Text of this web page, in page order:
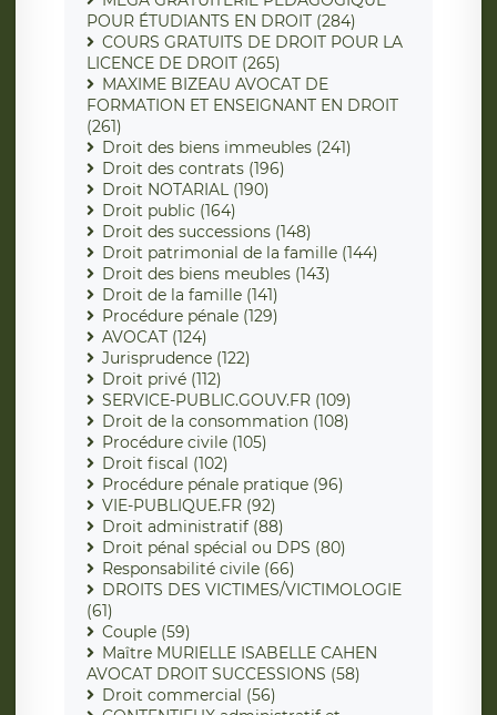
POUR ÉTUDIANTS EN DROIT (284)
COURS GRATUITS DE DROIT POUR LA
LICENCE DE DROIT (265)
MAXIME BIZEAU AVOCAT DE
FORMATION ET ENSEIGNANT EN DROIT
(261)
Droit des biens immeubles (241)
Droit des contrats (196)
Droit NOTARIAL (190)
Droit public (164)
Droit des successions (148)
Droit patrimonial de la famille (144)
Droit des biens meubles (143)
Droit de la famille (141)
Procédure pénale (129)
AVOCAT (124)
Jurisprudence (122)
Droit privé (112)
SERVICE-PUBLIC.GOUV.FR (109)
Droit de la consommation (108)
Procédure civile (105)
Droit fiscal (102)
Procédure pénale pratique (96)
VIE-PUBLIQUE.FR (92)
Droit administratif (88)
Droit pénal spécial ou DPS (80)
Responsabilité civile (66)
DROITS DES VICTIMES/VICTIMOLOGIE
(61)
Couple (59)
Maître MURIELLE ISABELLE CAHEN
AVOCAT DROIT SUCCESSIONS (58)
Droit commercial (56)